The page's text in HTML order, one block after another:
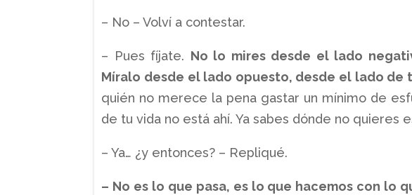
– No – Volví a contestar.
– Pues fíjate. No lo mires desde el lado
Míralo desde el lado opuesto, desde el lado de
quién no merece la pena gastar un mínimo de
de tu vida no está ahí. Ya sabes dónde no quieres
– Ya… ¿y entonces? – Repliqué.
– No es lo que pasa, es lo que hacemos con lo